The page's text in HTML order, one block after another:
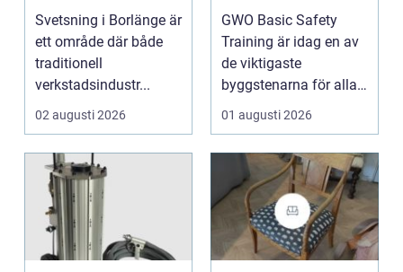
konstruktion
Svetsning i Borlänge är
ett område där både
traditionell
verkstadsindustr...
02 augusti 2026
vindkraftsbransch
en
GWO Basic Safety
Training är idag en av
de viktigaste
byggstenarna för alla
som vill arbet...
01 augusti 2026